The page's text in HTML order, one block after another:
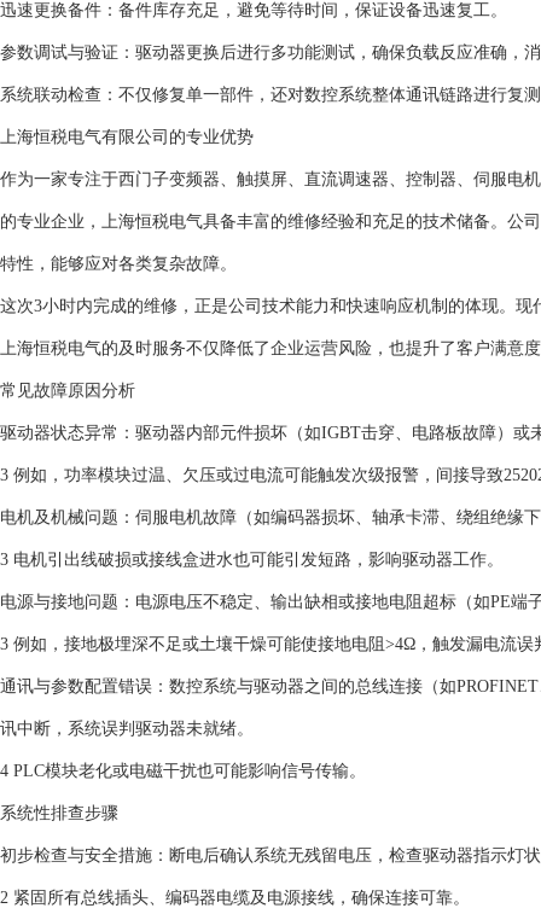
迅速更换备件：备件库存充足，避免等待时间，保证设备迅速复工。
参数调试与验证：驱动器更换后进行多功能测试，确保负载反应准确，
系统联动检查：不仅修复单一部件，还对数控系统整体通讯链路进行复
上海恒税电气有限公司的专业优势
作为一家专注于西门子变频器、触摸屏、直流调速器、控制器、伺服电
的专业企业，上海恒税电气具备丰富的维修经验和充足的技术储备。公
特性，能够应对各类复杂故障。
这次3小时内完成的维修，正是公司技术能力和快速响应机制的体现。
上海恒税电气的及时服务不仅降低了企业运营风险，也提升了客户满意
‌常见故障原因分析‌
驱动器状态异常‌：驱动器内部元件损坏（如IGBT击穿、电路板故障）或
3 例如，功率模块过温、欠压或过电流可能触发次级报警，间接导致
电机及机械问题‌：伺服电机故障（如编码器损坏、轴承卡滞、绕组绝缘
3 电机引出线破损或接线盒进水也可能引发短路，影响驱动器工作。‌
电源与接地问题‌：电源电压不稳定、输出缺相或接地电阻超标（如PE
3 例如，接地极埋深不足或土壤干燥可能使接地电阻>4Ω，触发漏电流误
通讯与参数配置错误‌：数控系统与驱动器之间的总线连接（如
讯中断，系统误判驱动器未就绪。‌
4 PLC模块老化或电磁干扰也可能影响信号传输。‌
‌系统性排查步骤‌
初步检查与安全措施‌：断电后确认系统无残留电压，检查驱动器指示灯
2 紧固所有总线插头、编码器电缆及电源接线，确保连接可靠。‌